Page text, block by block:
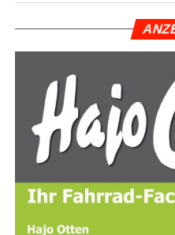
Bodelschwingh-Straße.
Zügi­ges
Die Stadt­wer­ke set­zen bei
soge­nann­te DSK-
ten in Kalt­bau­wei­se).
gut geeig­net für die
bereits auf Pro­jek­ten wie
bewährt.Es ermög­licht eine